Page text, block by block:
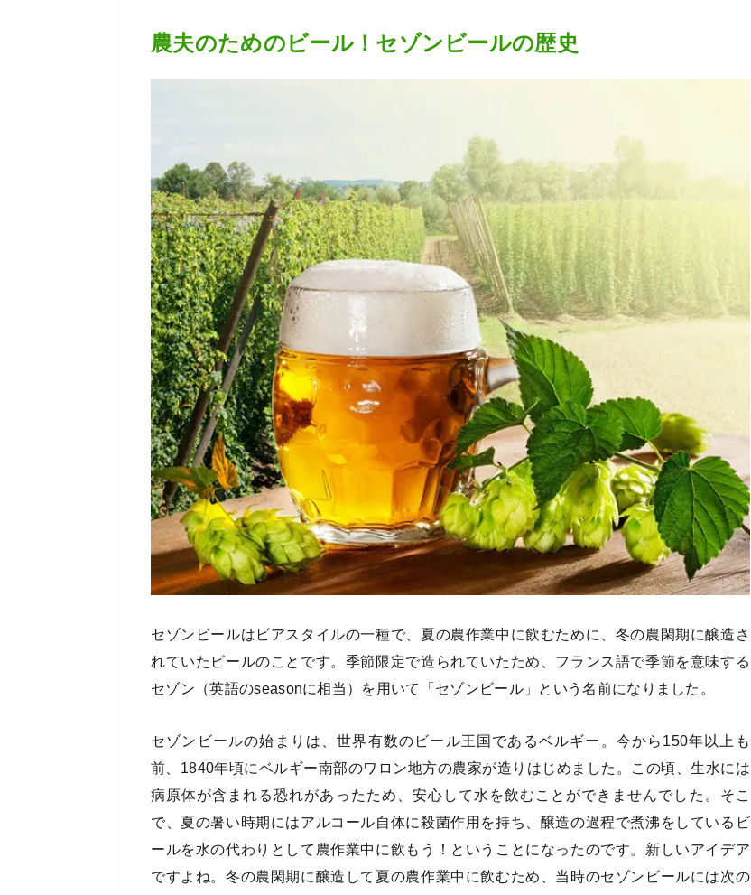
農夫のためのビール！セゾンビールの歴史
セゾンビールはビアスタイルの一種で、夏の農作業中に飲むために、冬の農閑期に醸造さ
れていたビールのことです。季節限定で造られていたため、フランス語で季節を意味する
セゾン（英語のseasonに相当）を用いて「セゾンビール」という名前になりました。
セゾンビールの始まりは、世界有数のビール王国であるベルギー。今から150年以上も
前、1840年頃にベルギー南部のワロン地方の農家が造りはじめました。この頃、生水には
病原体が含まれる恐れがあったため、安心して水を飲むことができませんでした。そこ
で、夏の暑い時期にはアルコール自体に殺菌作用を持ち、醸造の過程で煮沸をしているビ
ールを水の代わりとして農作業中に飲もう！ということになったのです。新しいアイデア
ですよね。冬の農閑期に醸造して夏の農作業中に飲むため、当時のセゾンビールには次の